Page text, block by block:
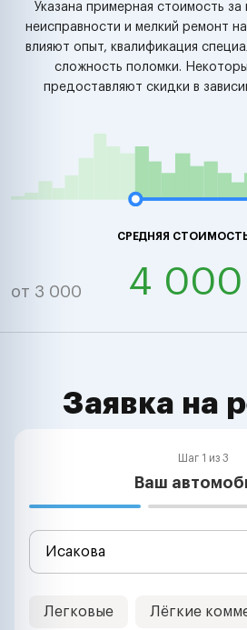
Указана примерная стоимость
неисправности и мелкий ремонт
влияют опыт, квалификация
сложность поломки.
предоставляют скидки в
СРЕДНЯЯ
от 3 000 4 000
Заявка на
Шаг 1 из 3
Ваш
Легковые Лёгкие